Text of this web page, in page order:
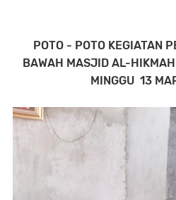
POTO - POTO KEGIATAN
BAWAH MASJID AL-HIKMAH
MINGGU 13